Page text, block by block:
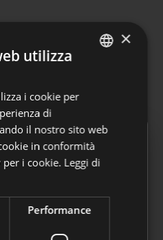
2026 Laborfonds può
automatiche dei
privato.
×
utilizza
i cookie per
di
il nostro sito web
in conformità
per i cookie. Leggi di
Performance